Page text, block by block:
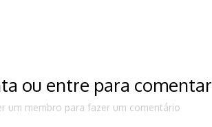
ou entre para comentar
um membro para fazer um comentário